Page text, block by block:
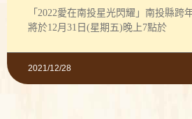
「2022愛在南投星光閃耀」南投縣跨
將於12月31日(星期五)晚上7點於
2021/12/28